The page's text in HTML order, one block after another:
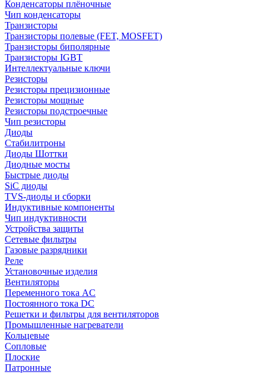
Конденсаторы плёночные
Чип конденсаторы
Транзисторы
Транзисторы полевые (FET, MOSFET)
Транзисторы биполярные
Транзисторы IGBT
Интеллектуальные ключи
Резисторы
Резисторы прецизионные
Резисторы мощные
Резисторы подстроечные
Чип резисторы
Диоды
Стабилитроны
Диоды Шоттки
Диодные мосты
Быстрые диоды
SiC диоды
TVS-диоды и сборки
Индуктивные компоненты
Чип индуктивности
Устройства защиты
Сетевые фильтры
Газовые разрядники
Реле
Установочные изделия
Вентиляторы
Переменного тока AC
Постоянного тока DC
Решетки и фильтры для вентиляторов
Промышленные нагреватели
Кольцевые
Сопловые
Плоские
Патронные